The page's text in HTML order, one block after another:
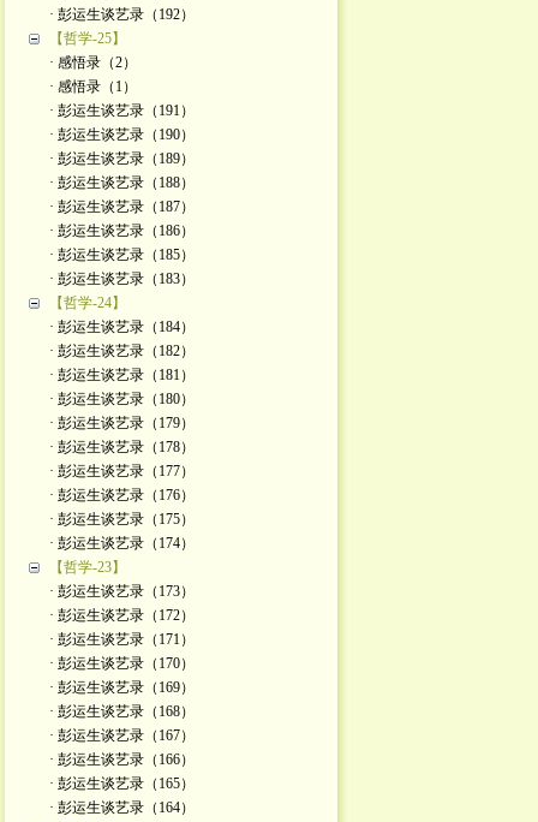
· 彭运生谈艺录（192）
【哲学-25】
· 感悟录（2）
· 感悟录（1）
· 彭运生谈艺录（191）
· 彭运生谈艺录（190）
· 彭运生谈艺录（189）
· 彭运生谈艺录（188）
· 彭运生谈艺录（187）
· 彭运生谈艺录（186）
· 彭运生谈艺录（185）
· 彭运生谈艺录（183）
【哲学-24】
· 彭运生谈艺录（184）
· 彭运生谈艺录（182）
· 彭运生谈艺录（181）
· 彭运生谈艺录（180）
· 彭运生谈艺录（179）
· 彭运生谈艺录（178）
· 彭运生谈艺录（177）
· 彭运生谈艺录（176）
· 彭运生谈艺录（175）
· 彭运生谈艺录（174）
【哲学-23】
· 彭运生谈艺录（173）
· 彭运生谈艺录（172）
· 彭运生谈艺录（171）
· 彭运生谈艺录（170）
· 彭运生谈艺录（169）
· 彭运生谈艺录（168）
· 彭运生谈艺录（167）
· 彭运生谈艺录（166）
· 彭运生谈艺录（165）
· 彭运生谈艺录（164）